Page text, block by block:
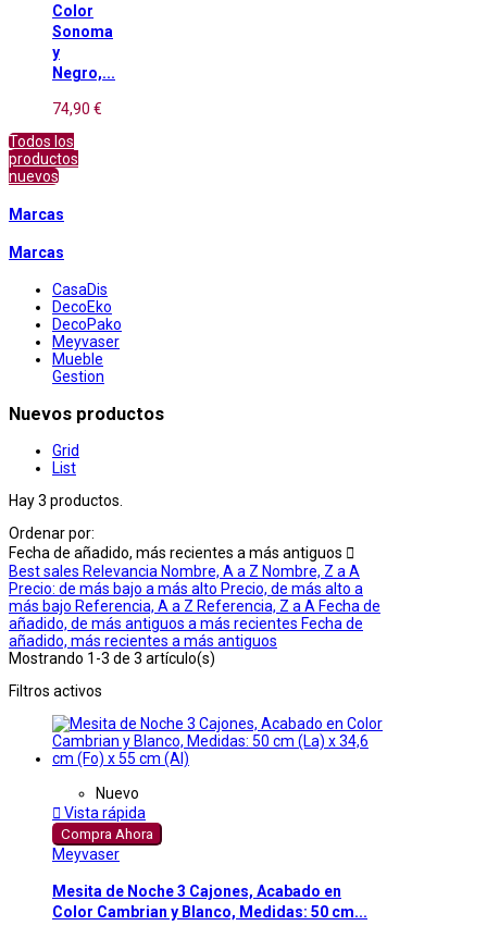
Color
Sonoma
y
Negro,...
74,90 €
Todos los
productos
nuevos
Marcas
Marcas
CasaDis
DecoEko
DecoPako
Meyvaser
Mueble
Gestion
Nuevos productos
Grid
List
Hay 3 productos.
Ordenar por:
Fecha de añadido, más recientes a más antiguos 
Best sales Relevancia Nombre, A a Z Nombre, Z a A
Precio: de más bajo a más alto Precio, de más alto a
más bajo Referencia, A a Z Referencia, Z a A Fecha de
añadido, de más antiguos a más recientes Fecha de
añadido, más recientes a más antiguos
Mostrando 1-3 de 3 artículo(s)
Filtros activos
Nuevo
 Vista rápida
Compra Ahora
Meyvaser
Mesita de Noche 3 Cajones, Acabado en
Color Cambrian y Blanco, Medidas: 50 cm...